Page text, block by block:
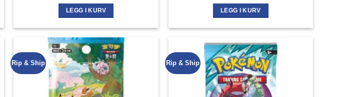
LEGG I KURV
var:
169,00 kr.
LEGG I KURV
Rip & Ship Rip & Ship